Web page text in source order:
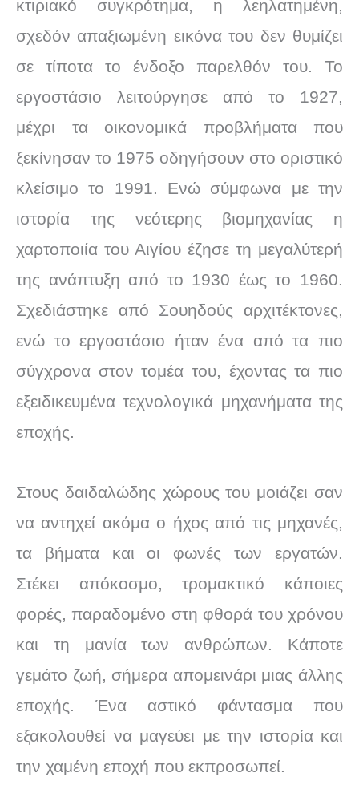
κτιριακό συγκρότημα, η λεηλατημένη,
σχεδόν απαξιωμένη εικόνα του δεν θυμίζει
σε τίποτα το ένδοξο παρελθόν του. Το
εργοστάσιο λειτούργησε από το 1927,
μέχρι τα οικονομικά προβλήματα που
ξεκίνησαν το 1975 οδηγήσουν στο οριστικό
κλείσιμο το 1991. Ενώ σύμφωνα με την
ιστορία της νεότερης βιομηχανίας η
χαρτοποιία του Αιγίου έζησε τη μεγαλύτερή
της ανάπτυξη από το 1930 έως το 1960.
Σχεδιάστηκε από Σουηδούς αρχιτέκτονες,
ενώ το εργοστάσιο ήταν ένα από τα πιο
σύγχρονα στον τομέα του, έχοντας τα πιο
εξειδικευμένα τεχνολογικά μηχανήματα της
εποχής.
Στους δαιδαλώδης χώρους του μοιάζει σαν
να αντηχεί ακόμα ο ήχος από τις μηχανές,
τα βήματα και οι φωνές των εργατών.
Στέκει απόκοσμο, τρομακτικό κάποιες
φορές, παραδομένο στη φθορά του χρόνου
και τη μανία των ανθρώπων. Κάποτε
γεμάτο ζωή, σήμερα απομεινάρι μιας άλλης
εποχής. Ένα αστικό φάντασμα που
εξακολουθεί να μαγεύει με την ιστορία και
την χαμένη εποχή που εκπροσωπεί.